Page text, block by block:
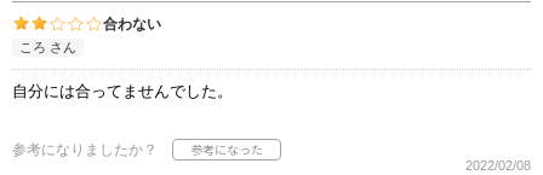
合わない
ころ さん
自分には合ってませんでした。
参考になりましたか？
2022/02/08